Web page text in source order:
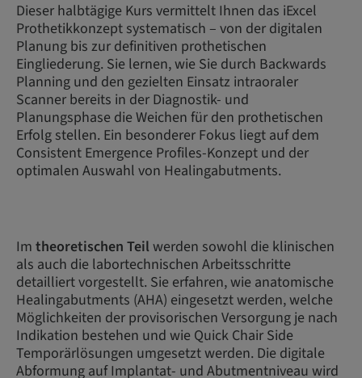
Dieser halbtägige Kurs vermittelt Ihnen das iExcel
Prothetikkonzept systematisch – von der digitalen
Planung bis zur definitiven prothetischen
Eingliederung. Sie lernen, wie Sie durch Backwards
Planning und den gezielten Einsatz intraoraler
Scanner bereits in der Diagnostik- und
Planungsphase die Weichen für den prothetischen
Erfolg stellen. Ein besonderer Fokus liegt auf dem
Consistent Emergence Profiles-Konzept und der
optimalen Auswahl von Healingabutments.
Im theoretischen Teilwerden sowohl die klinischen
als auch die labortechnischen Arbeitsschritte
detailliert vorgestellt. Sie erfahren, wie anatomische
Healingabutments (AHA) eingesetzt werden, welche
Möglichkeiten der provisorischen Versorgung je nach
Indikation bestehen und wie Quick Chair Side
Temporärlösungen umgesetzt werden. Die digitale
Abformung auf Implantat- und Abutmentniveau wird